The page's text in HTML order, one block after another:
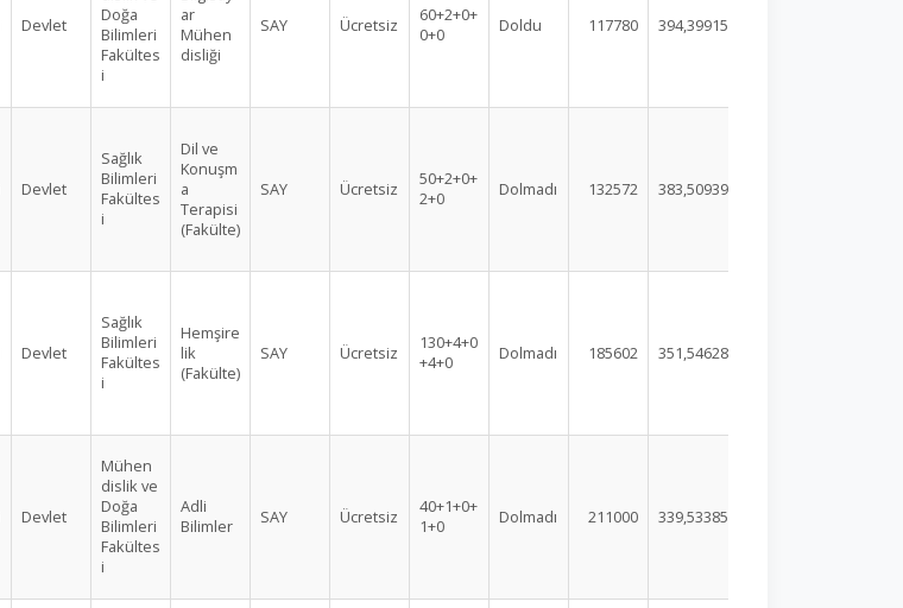
Devlet
Doğa
Bilimleri
Fakültes
i
ar
Mühen
disliği
SAY Ücretsiz
60+2+0+
0+0
Doldu 117780 394,39915
Devlet
Sağlık
Bilimleri
Fakültes
i
Dil ve
Konuşm
a
Terapisi
(Fakülte)
SAY Ücretsiz
50+2+0+
2+0
Dolmadı 132572 383,50939
Devlet
Sağlık
Bilimleri
Fakültes
i
Hemşire
lik
(Fakülte)
SAY Ücretsiz
130+4+0
+4+0
Dolmadı 185602 351,54628
Devlet
Mühen
dislik ve
Doğa
Bilimleri
Fakültes
i
Adli
Bilimler
SAY Ücretsiz
40+1+0+
1+0
Dolmadı 211000 339,53385